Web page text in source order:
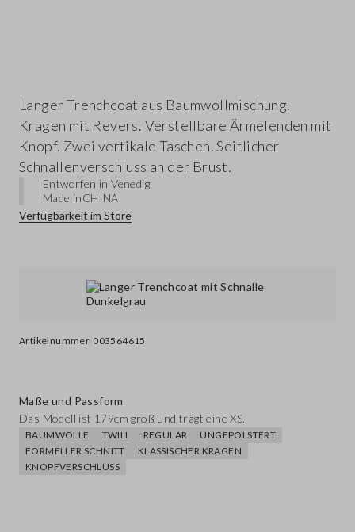
Artikelnummer 003564615
Langer Trenchcoat aus Baumwollmischung.
Kragen mit Revers. Verstellbare Ärmelenden mit
Knopf. Zwei vertikale Taschen. Seitlicher
Schnallenverschluss an der Brust.
Entworfen in Venedig
Made inCHINA
Verfügbarkeit im Store
Maße und Passform
Das Modell ist 179cm groß und trägt eine XS.
BAUMWOLLE TWILL REGULAR
UNGEPOLSTERT
FORMELLER SCHNITT
KLASSISCHER KRAGEN
KNOPFVERSCHLUSS